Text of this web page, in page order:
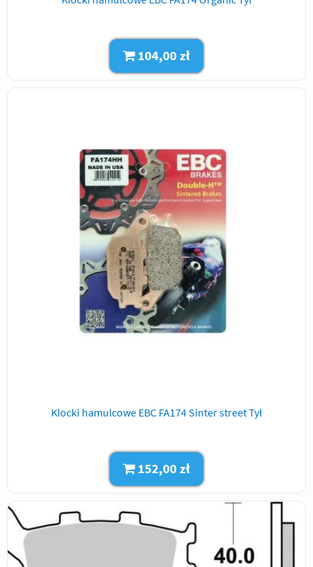
104,00 zł
Klocki hamulcowe EBC FA174 Sinter street Tył
152,00 zł